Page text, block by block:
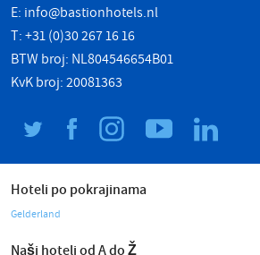
E: info@bastionhotels.nl
T: +31 (0)30 267 16 16
BTW broj: NL804546654B01
KvK broj: 20081363
Hoteli po pokrajinama
Gelderland
Naši hoteli od A do Ž